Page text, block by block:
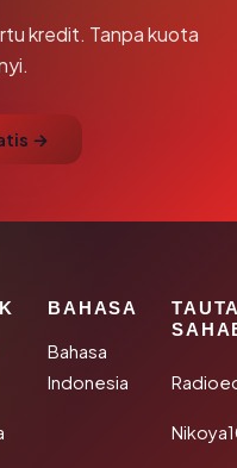
kredit. Tanpa kuota
→
BAHASA
Bahasa
Indonesia